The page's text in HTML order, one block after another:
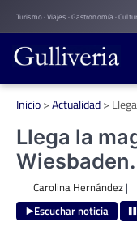
Skip
to
content
Turismo · Viajes · Gastronomía ·
Inicio>Actualidad>
Llega la
Wiesbaden.
Carolina Hernández|
Escuchar noticia